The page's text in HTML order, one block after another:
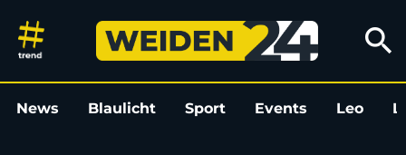
Getöteter 15-Jähriger am
search
News Blaulicht Sport Events Leo